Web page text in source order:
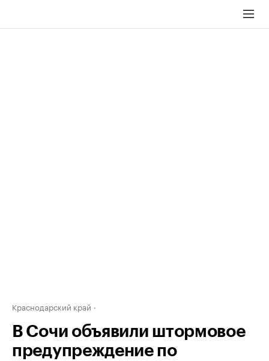
Краснодарский край
В Сочи объявили штормовое
предупреждение по